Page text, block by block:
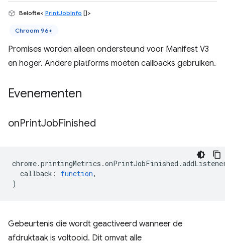
Belofte< PrintJobInfo []>
Chroom 96+
Promises worden alleen ondersteund voor Manifest V3
en hoger. Andere platforms moeten callbacks gebruiken.
Evenementen
onPrintJobFinished
chrome.printingMetrics .onPrintJobFinished .
callback : function,
)
Gebeurtenis die wordt geactiveerd wanneer de
afdruktaak is voltooid. Dit omvat alle